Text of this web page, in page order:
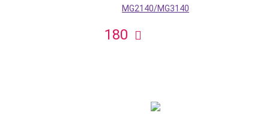
MG2140/MG3140
180